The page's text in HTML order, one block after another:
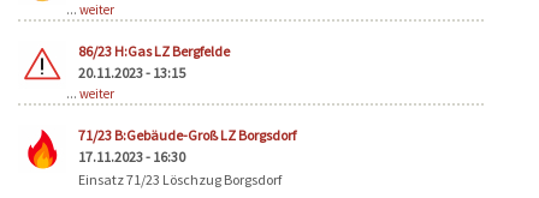
... weiter
86/23 H:Gas LZ Bergfelde
20.11.2023 - 13:15
... weiter
71/23 B:Gebäude-Groß LZ Borgsdorf
17.11.2023 - 16:30
Einsatz 71/23 Löschzug Borgsdorf